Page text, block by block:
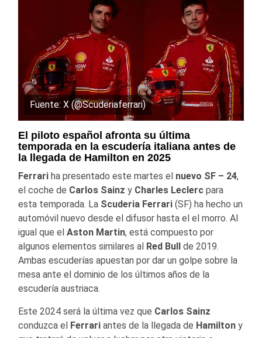
Fuente: X (@Scuderiaferrari)
El piloto español afronta su última
temporada en la escudería italiana antes de
la llegada de Hamilton en 2025
Ferrari ha presentado este martes el nuevo SF – 24,
el coche de Carlos Sainz y Charles Leclerc para
esta temporada. La Scuderia Ferrari (SF) ha hecho un
automóvil nuevo desde el difusor hasta el el morro. Al
igual que el Aston Martin, está compuesto por
algunos elementos similares al Red Bull de 2019.
Ambas escuderías apuestan por dar un golpe sobre la
mesa ante el dominio de los últimos años de la
escudería austriaca.
Este 2024 será la última vez que Carlos Sainz
conduzca el Ferrari antes de la llegada de Hamilton y